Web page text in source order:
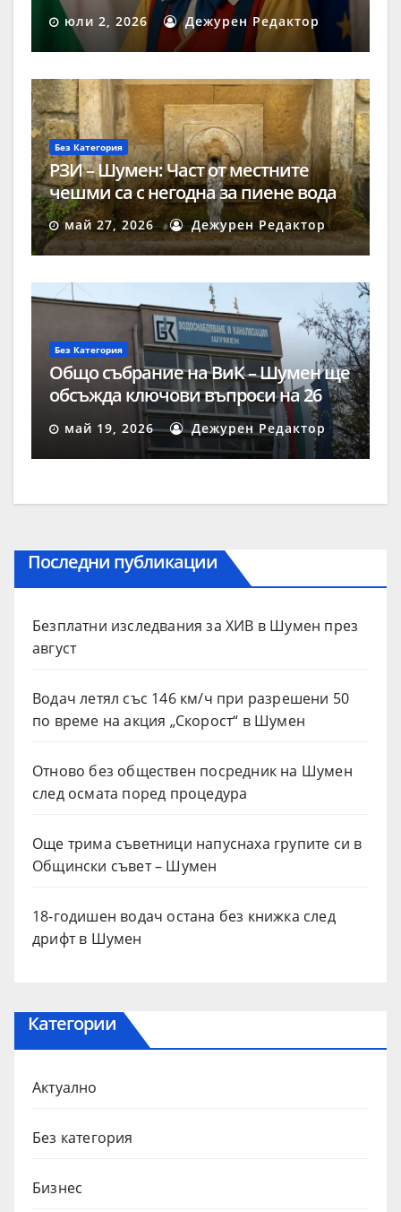
заплати?
юли 2, 2026 Дежурен Редактор
Без Категория
РЗИ – Шумен: Част от местните
чешми са с негодна за пиене вода
май 27, 2026 Дежурен Редактор
Без Категория
Общо събрание на ВиК – Шумен ще
обсъжда ключови въпроси на 26
май 19, 2026 Дежурен Редактор
Последни публикации
Безплатни изследвания за ХИВ в Шумен през
август
Водач летял със 146 км/ч при разрешени 50
по време на акция „Скорост“ в Шумен
Отново без обществен посредник на Шумен
след осмата поред процедура
Още трима съветници напуснаха групите си в
Общински съвет – Шумен
18-годишен водач остана без книжка след
дрифт в Шумен
Категории
Актуално
Без категория
Бизнес